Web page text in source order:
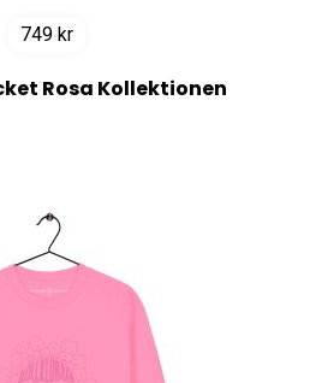
749 kr
Rosa Kollektionen